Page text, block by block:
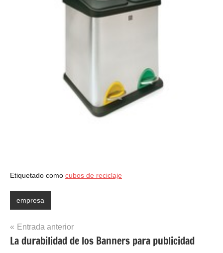
Etiquetado como cubos de reciclaje
empresa
Navegación
de
Entrada anterior
La durabilidad de los Banners para publicidad